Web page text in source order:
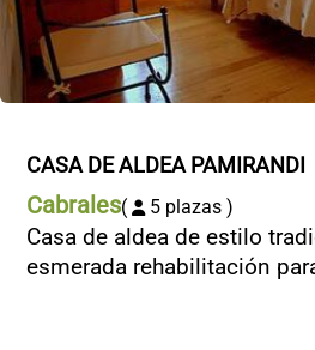
CASA DE ALDEA PAMIRANDI
Cabrales( 5 plazas )
Casa de aldea de estilo
esmerada rehabilitación